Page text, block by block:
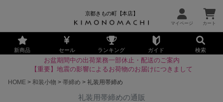
京都きもの町【本店】
新商品 セール ランキング ガイド 検索
お盆期間中の出荷業務一部休止・配送のご案内
【重要】地震の影響によるお荷物のお届けにつきまして
HOME
和装小物 帯締め 礼装用帯締め
礼装用帯締めの通販